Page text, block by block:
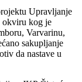
Upravljanje
okviru kog je
Varvarinu,
sakupljanje
da nastave u